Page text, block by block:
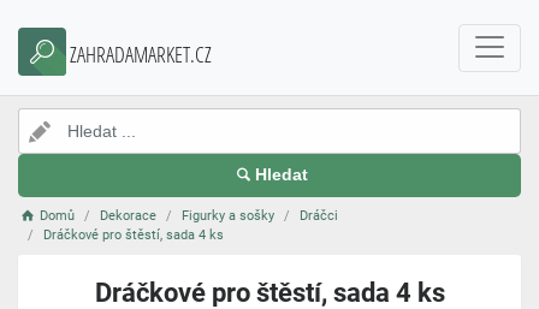
ZAHRADAMARKET.CZ
Hledat
Domů Dekorace Figurky a sošky
Dráčci
Dráčkové pro štěstí, sada 4 ks
Dráčkové pro štěstí, sada 4 ks